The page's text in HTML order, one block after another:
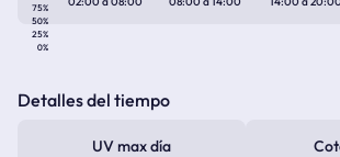
75%
50%
25%
0%
Detalles del tiempo
UV max día